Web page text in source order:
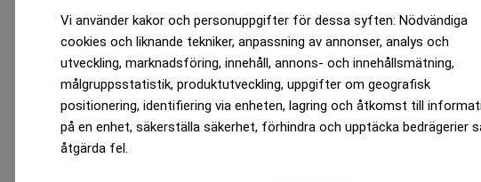
Vi använder kakor och personuppgifter för dessa syften: Nödvändiga
cookies och liknande tekniker, anpassning av annonser, analys och
utveckling, marknadsföring, innehåll, annons- och innehållsmätning,
målgruppsstatistik, produktutveckling, uppgifter om geografisk
positionering, identifiering via enheten, lagring och åtkomst till
på en enhet, säkerställa säkerhet, förhindra och upptäcka bedrägerier
åtgärda fel.